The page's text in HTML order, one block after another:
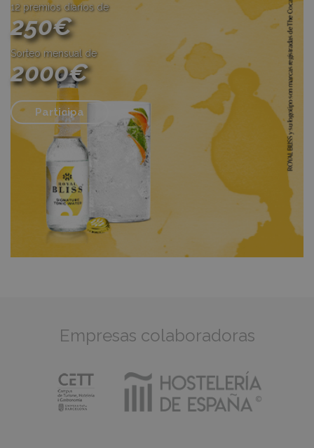
12 premios diarios de
250€
Sorteo mensual de
2000€
Participa
Empresas colaboradoras